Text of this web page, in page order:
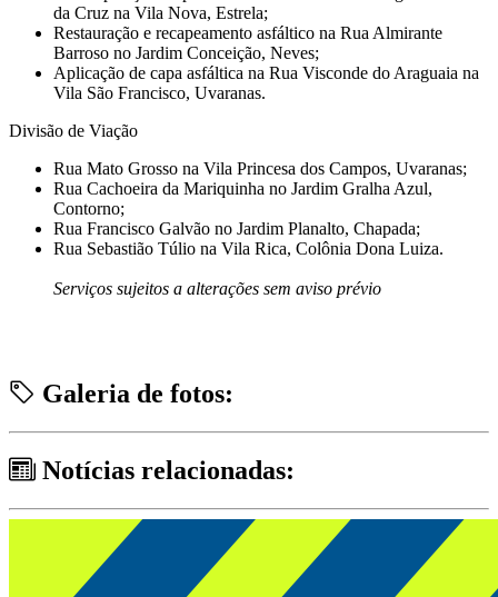
da Cruz na Vila Nova, Estrela;
Restauração e recapeamento asfáltico na Rua Almirante
Barroso no Jardim Conceição, Neves;
Aplicação de capa asfáltica na Rua Visconde do Araguaia na
Vila São Francisco, Uvaranas.
Divisão de Viação
Rua Mato Grosso na Vila Princesa dos Campos, Uvaranas;
Rua Cachoeira da Mariquinha no Jardim Gralha Azul,
Contorno;
Rua Francisco Galvão no Jardim Planalto, Chapada;
Rua Sebastião Túlio na Vila Rica, Colônia Dona Luiza.
Serviços sujeitos a alterações sem aviso prévio
Galeria de fotos:
Notícias relacionadas: